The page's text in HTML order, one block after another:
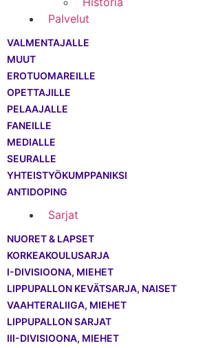
Palvelut
VALMENTAJALLE
MUUT
EROTUOMAREILLE
OPETTAJILLE
PELAAJALLE
FANEILLE
MEDIALLE
SEURALLE
YHTEISTYÖKUMPPANIKSI
ANTIDOPING
Sarjat
LIPPUPALLON KEVÄTSARJA, NAISET
I-DIVISIOONA, MIEHET
KORKEAKOULUSARJA
VAAHTERALIIGA, MIEHET
LIPPUPALLON SARJAT
III-DIVISIOONA, MIEHET
NUORET & LAPSET